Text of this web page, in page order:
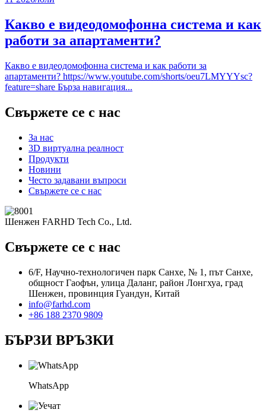
Какво е видеодомофонна система и как
работи за апартаменти?
Какво е видеодомофонна система и как работи за
апартаменти? https://www.youtube.com/shorts/oeu7LMYYYsc?
feature=share Бърза навигация...
Свържете се с нас
За нас
3D виртуална реалност
Продукти
Новини
Често задавани въпроси
Свържете се с нас
Шенжен FARHD Tech Co., Ltd.
Свържете се с нас
6/F, Научно-технологичен парк Санхе, № 1, път Санхе,
общност Гаофън, улица Даланг, район Лонгхуа, град
Шенжен, провинция Гуандун, Китай
info@farhd.com
+86 188 2370 9809
БЪРЗИ ВРЪЗКИ
WhatsApp